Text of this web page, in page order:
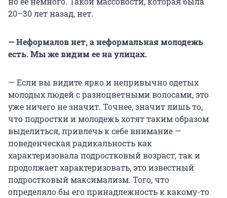
20–30 лет назад, нет.
— Неформалов нет, а неформальная молодежь
есть. Мы же видим ее на улицах.
— Если вы видите ярко и непривычно одетых
молодых людей с разноцветными волосами, это
уже ничего не значит. Точнее, значит лишь то,
что подростки и молодежь хотят таким образом
выделиться, привлечь к себе внимание —
поведенческая радикальность как
характеризовала подростковый возраст, так и
продолжает характеризовать, это известный
подростковый максимализм. Того, что
определяло бы его принадлежность к какому-то